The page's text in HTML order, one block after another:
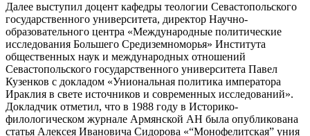
Далее выступил доцент кафедры теологии Севастопольского
государственного университета, директор Научно-
образовательного центра «Международные политические
исследования Большего Средиземноморья» Института
общественных наук и международных отношений
Севастопольского государственного университета Павел
Кузенков с докладом «Униональная политика императора
Ираклия в свете источников и современных исследований».
Докладчик отметил, что в 1988 году в Историко-
филологическом журнале Армянской АН была опубликована
статья Алексея Ивановича Сидорова «“Монофелитская” уния